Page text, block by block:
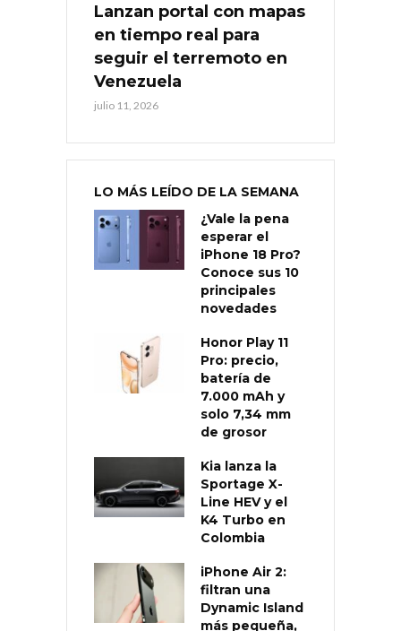
Lanzan portal con mapas
en tiempo real para
seguir el terremoto en
Venezuela
julio 11, 2026
LO MÁS LEÍDO DE LA SEMANA
¿Vale la pena
esperar el
iPhone 18 Pro?
Conoce sus 10
principales
novedades
Honor Play 11
Pro: precio,
batería de
7.000 mAh y
solo 7,34 mm
de grosor
Kia lanza la
Sportage X-
Line HEV y el
K4 Turbo en
Colombia
iPhone Air 2:
filtran una
Dynamic Island
más pequeña,